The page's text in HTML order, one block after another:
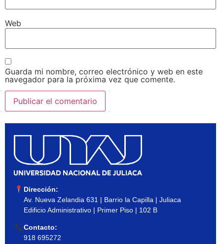
Web
Guarda mi nombre, correo electrónico y web en este
navegador para la próxima vez que comente.
Dirección:
Av. Nueva Zelandia 631 | Barrio la Capilla | Juliaca
Edificio Administrativo | Primer Piso | 102 B
Contacto:
918 695272